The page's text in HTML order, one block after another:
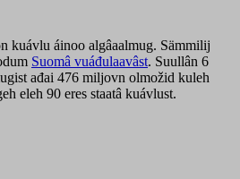
kuávlu áinoo algâaalmug. Sämmilij
Suomâ vuáđulaavâst. Suullân 6
ađai 476 miljovn olmožid kuleh
eleh 90 eres staatâ kuávlust.